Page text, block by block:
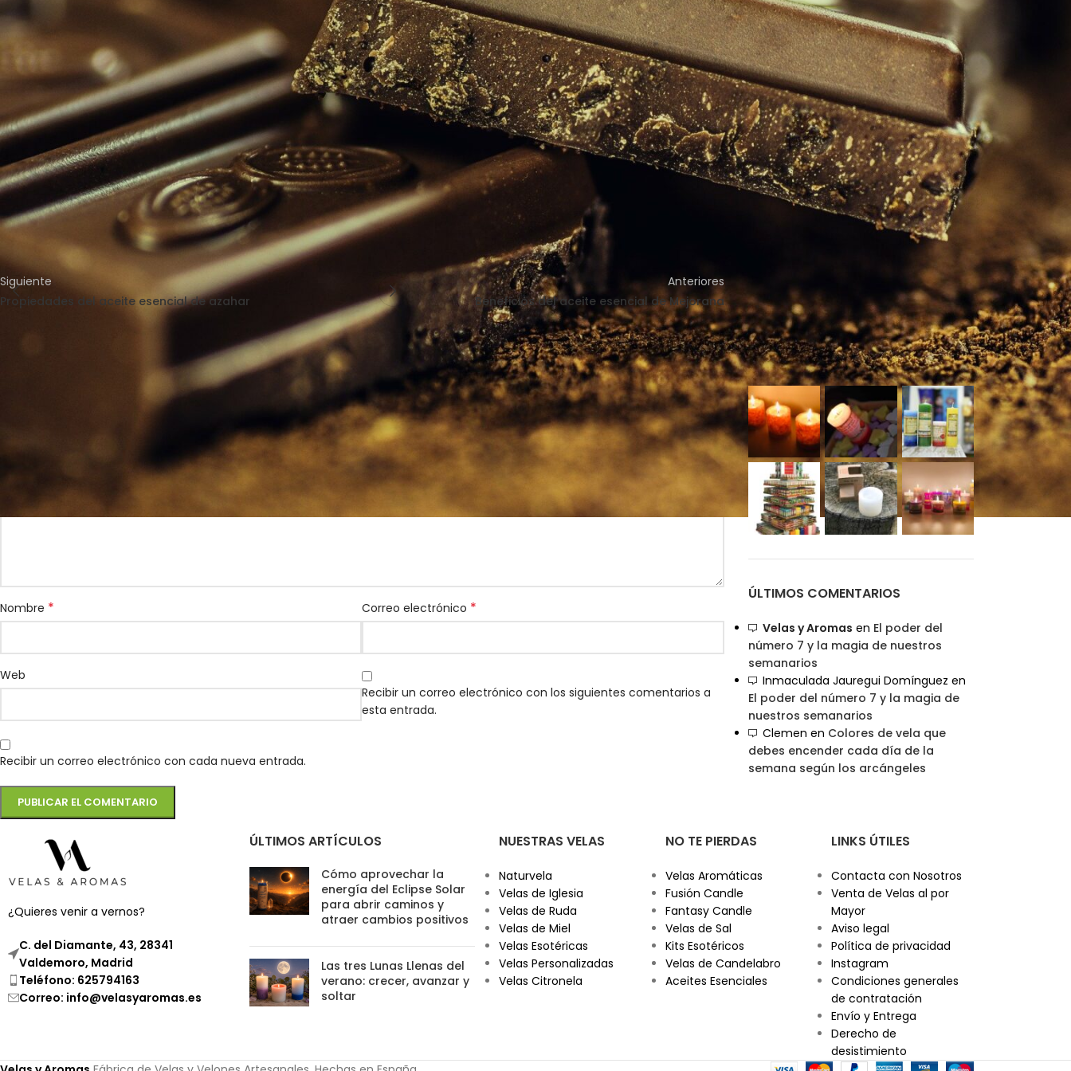
Según estudios que se han publicado recientemente, el aceite esencial de chocolate tiene un alto nivel de antioxidantesi se
compara con otros tipos de aceites. Es porque el gran número de antioxidantes que hay en el cacao pueden ayudar a que se
neutralicen los radicales libres que se han basado en oxígeno en el cuerpo.
El cacaoes también el aliado perfecto para que la
piel quede nutrida y que tenga un aspecto saludable y que ayuda a
prevenir aquellos rayos U.V directos
, al igual que también tiene beneficios para bajar la aspereza cutánea. El aceite esencial de
chocolate mejora, además la elasticidad, la densidad y la hidratación de la piel.
Si quieres conocer más sobre nuestros productos, visita nuestra weby descubre toda la gama de productos que tenemos.
Siguiente
Propiedades del aceite esencial de azahar
Anteriores
Beneficios del aceite esencial de Mejorana
Tu dirección de correo electrónico no será publicada. Los campos obligatorios están marcados con*
Nombre * Correo electrónico *
Web
Recibir un correo electrónico con los siguientes comentarios a
esta entrada.
Recibir un correo electrónico con cada nueva entrada.
Novedades
Prensa
ARTÍCULOS RECIENTES
Cómo aprovechar la energía del
Eclipse Solar para abrir caminos y
atraer cambios positivos
Las tres Lunas Llenas del verano:
crecer, avanzar y soltar
Qué es el Yellow Day y cómo cultivar
la felicidad todo el año
INSTAGRAM
ÚLTIMOS COMENTARIOS
Velas y Aromas en El poder del
número 7 y la magia de nuestros
semanarios
Inmaculada Jauregui Domínguez en
El poder del número 7 y la magia de
nuestros semanarios
Clemen en Colores de vela que
debes encender cada día de la
semana según los arcángeles
¿Quieres venir a vernos?
C. del Diamante, 43, 28341
Valdemoro, Madrid
Teléfono: 625794163
Correo: info@velasyaromas.es
ÚLTIMOS ARTÍCULOS
Cómo aprovechar la
energía del Eclipse Solar
para abrir caminos y
atraer cambios positivos
Las tres Lunas Llenas del
verano: crecer, avanzar y
soltar
NUESTRAS VELAS
Naturvela
Velas de Iglesia
Velas de Ruda
Velas de Miel
Velas Esotéricas
Velas Personalizadas
Velas Citronela
NO TE PIERDAS
Velas Aromáticas
Fusión Candle
Fantasy Candle
Velas de Sal
Kits Esotéricos
Velas de Candelabro
Aceites Esenciales
LINKS ÚTILES
Contacta con Nosotros
Venta de Velas al por
Mayor
Aviso legal
Política de privacidad
Instagram
Condiciones generales
de contratación
Envío y Entrega
Derecho de
desistimiento